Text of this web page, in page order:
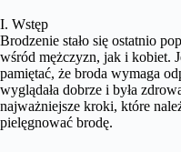
I. Wstęp
Brodzenie stało się ostatnio
wśród mężczyzn, jak i kobiet.
pamiętać, że broda wymaga
wyglądała dobrze i była
najważniejsze kroki, które
pielęgnować brodę.